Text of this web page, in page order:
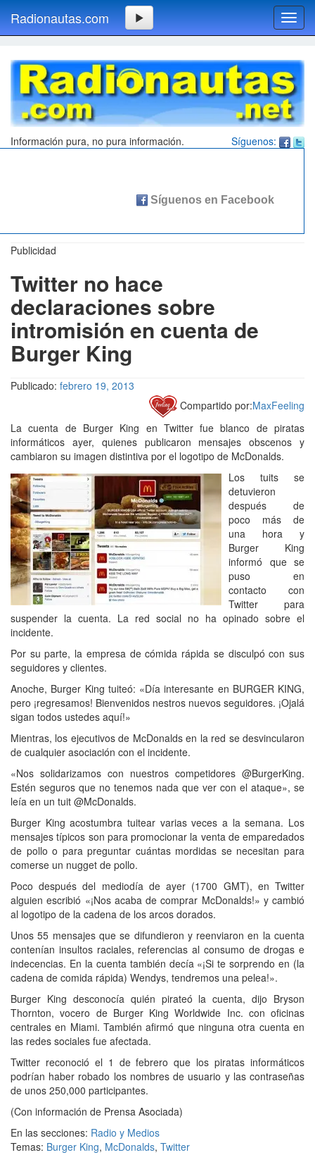
Radionautas.com
Síguenos:
Información pura, no pura información.
Publicidad
Twitter no hace
declaraciones sobre
intromisión en cuenta de
Burger King
Publicado: febrero 19, 2013
Compartido por:MaxFeeling
La cuenta de Burger King en Twitter fue blanco de piratas
informáticos ayer, quienes publicaron mensajes obscenos y
cambiaron su imagen distintiva por el logotipo de McDonalds.
Los tuits se
detuvieron
después de
poco más de
una hora y
Burger King
informó que se
puso en
contacto con
Twitter para
suspender la cuenta. La red social no ha opinado sobre el
incidente.
Por su parte, la empresa de cómida rápida se disculpó con sus
seguidores y clientes.
Anoche, Burger King tuiteó: «Día interesante en BURGER KING,
pero ¡regresamos! Bienvenidos nestros nuevos seguidores. ¡Ojalá
sigan todos ustedes aquí!»
Mientras, los ejecutivos de McDonalds en la red se desvincularon
de cualquier asociación con el incidente.
«Nos solidarizamos con nuestros competidores @BurgerKing.
Estén seguros que no tenemos nada que ver con el ataque», se
leía en un tuit @McDonalds.
Burger King acostumbra tuitear varias veces a la semana. Los
mensajes típicos son para promocionar la venta de emparedados
de pollo o para preguntar cuántas mordidas se necesitan para
comerse un nugget de pollo.
Poco después del mediodía de ayer (1700 GMT), en Twitter
alguien escribió «¡Nos acaba de comprar McDonalds!» y cambió
al logotipo de la cadena de los arcos dorados.
Unos 55 mensajes que se difundieron y reenviaron en la cuenta
contenían insultos raciales, referencias al consumo de drogas e
indecencias. En la cuenta también decía «¡Si te sorprendo en (la
cadena de comida rápida) Wendys, tendremos una pelea!».
Burger King desconocía quién pirateó la cuenta, dijo Bryson
Thornton, vocero de Burger King Worldwide Inc. con oficinas
centrales en Miami. También afirmó que ninguna otra cuenta en
las redes sociales fue afectada.
Twitter reconoció el 1 de febrero que los piratas informáticos
podrían haber robado los nombres de usuario y las contraseñas
de unos 250,000 participantes.
(Con información de Prensa Asociada)
En las secciones: Radio y Medios
Temas: Burger King, McDonalds, Twitter